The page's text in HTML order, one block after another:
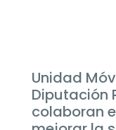
Unidad
Diputación
colaboran